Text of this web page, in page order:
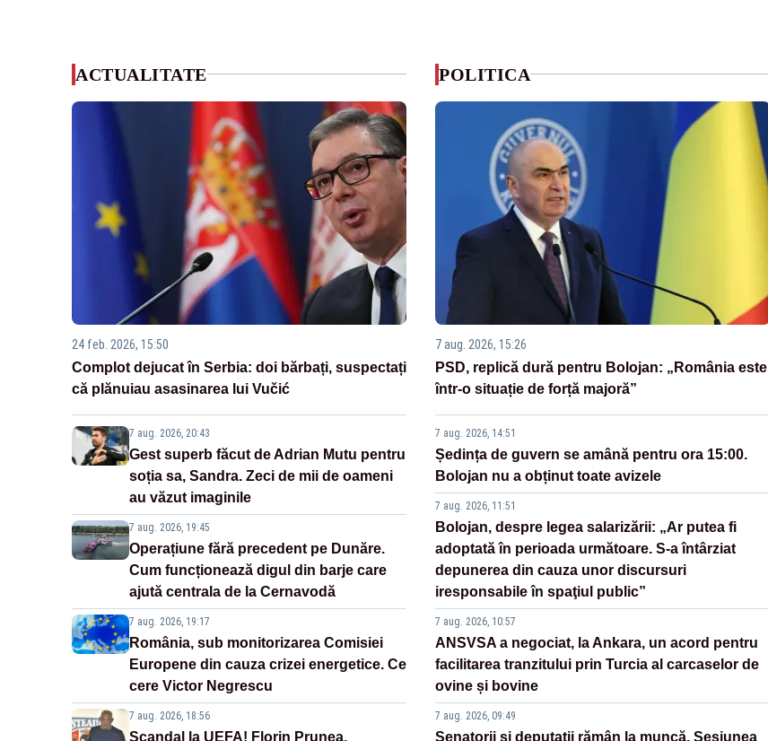
ACTUALITATE
24 feb. 2026, 15:50
Complot dejucat în Serbia: doi bărbați, suspectați
că plănuiau asasinarea lui Vučić
7 aug. 2026, 20:43
Gest superb făcut de Adrian Mutu pentru
soția sa, Sandra. Zeci de mii de oameni
au văzut imaginile
7 aug. 2026, 19:45
Operațiune fără precedent pe Dunăre.
Cum funcționează digul din barje care
ajută centrala de la Cernavodă
7 aug. 2026, 19:17
România, sub monitorizarea Comisiei
Europene din cauza crizei energetice. Ce
cere Victor Negrescu
7 aug. 2026, 18:56
Scandal la UEFA! Florin Prunea,
POLITICA
7 aug. 2026, 15:26
PSD, replică dură pentru Bolojan: „România este
într-o situație de forță majoră”
7 aug. 2026, 14:51
Ședința de guvern se amână pentru ora 15:00.
Bolojan nu a obținut toate avizele
7 aug. 2026, 11:51
Bolojan, despre legea salarizării: „Ar putea fi
adoptată în perioada următoare. S-a întârziat
depunerea din cauza unor discursuri
iresponsabile în spaţiul public”
7 aug. 2026, 10:57
ANSVSA a negociat, la Ankara, un acord pentru
facilitarea tranzitului prin Turcia al carcaselor de
ovine și bovine
7 aug. 2026, 09:49
Senatorii și deputații rămân la muncă. Sesiunea